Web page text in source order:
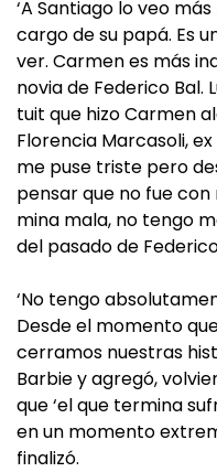
‘A Santiago lo veo
cargo de su papá. Es
ver. Carmen es más
novia de Federico Bal.
tuit que hizo Carmen
Florencia Marcasoli,
me puse triste pero
pensar que no fue
mina mala, no tengo
del pasado de
‘No tengo
Desde el momento
cerramos nuestras
Barbie y agregó,
que ‘el que termina
en un momento
finalizó.